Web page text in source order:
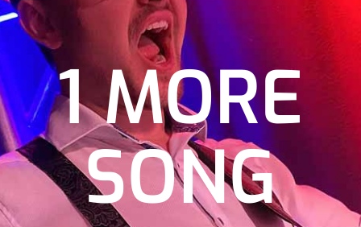
1 MORE
SONG